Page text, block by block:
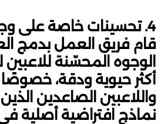
4. تحسينات خاصة على وجوه اللاعبين:
قام فريق العمل بدمج
الوجوه المحسّنة للاعبين
أكثر حيوية ودقة، خصوصًا
واللاعبين الصاعدين
نماذج افتراضية أصلية